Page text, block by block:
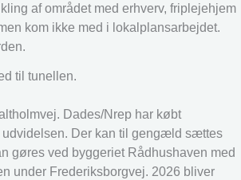
af området med erhverv, friplejehjem
kom ikke med i lokalplansarbejdet.
til tunellen.
Dades/Nrep har købt
udvidelsen. Der kan til gengæld sættes
gøres ved byggeriet Rådhushaven med
under Frederiksborgvej. 2026 bliver